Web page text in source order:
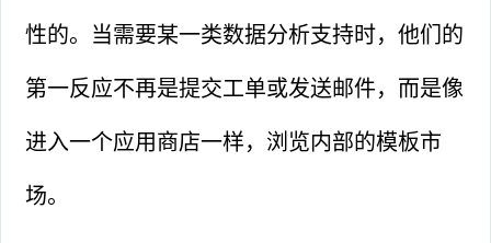
性的。当需要某一类数据分析支持时，他们的
第一反应不再是提交工单或发送邮件，而是像
进入一个应用商店一样，浏览内部的模板市
场。